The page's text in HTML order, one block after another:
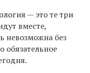
— это те три
вместе,
невозможна без
обязательное